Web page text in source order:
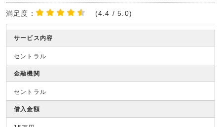
満足度： (4.4 / 5.0)
サービス内容
セントラル
金融機関
セントラル
借入金額